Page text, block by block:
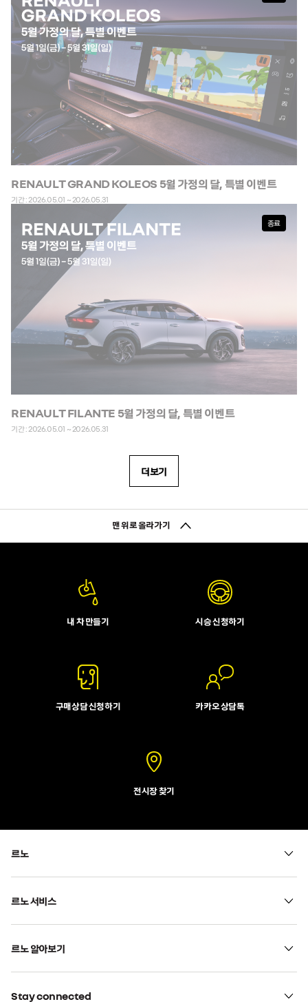
RENAULT GRAND KOLEOS 5월 가정의 달, 특별 이벤트
기간 : 2026.05.01 ~ 2026.05.31
종료
RENAULT FILANTE 5월 가정의 달, 특별 이벤트
기간 : 2026.05.01 ~ 2026.05.31
더보기
맨 위로 올라가기
내 차 만들기 시승 신청하기
구매상담 신청하기 카카오 상담톡
전시장 찾기
르노
르노 서비스
르노 알아보기
Stay connected